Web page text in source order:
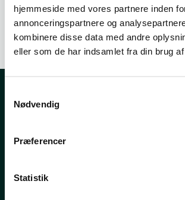
hjemmeside med vores partnere inden
annonceringspartnere og
kombinere disse data med andre
eller som de har indsamlet fra din brug
Nødvendig
Præferencer
Statistik
Se detaljer og bestil
Det siger mine